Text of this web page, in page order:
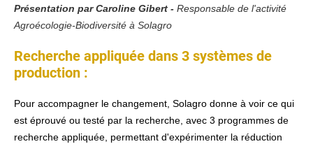
Présentation par Caroline Gibert - Responsable de l'activité
Agroécologie-Biodiversité à Solagro
Recherche appliquée dans 3 systèmes de
production :
Pour accompagner le changement, Solagro donne à voir ce qui
est éprouvé ou testé par la recherche, avec 3 programmes de
recherche appliquée, permettant d'expérimenter la réduction